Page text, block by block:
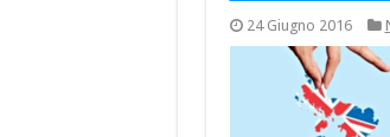
24 Giugno 2016